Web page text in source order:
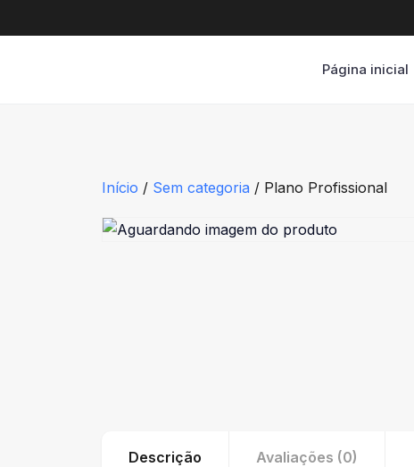
Página inicial
Início / Sem categoria / Plano Profissional
Descrição Avaliações (0)